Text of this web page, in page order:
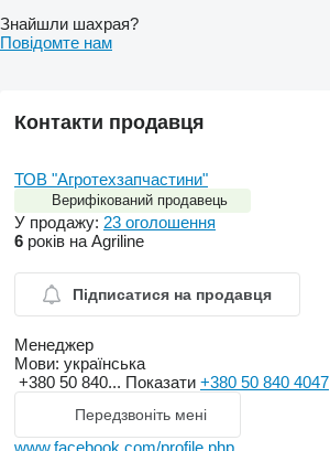
Знайшли шахрая?
Повідомте нам
Контакти продавця
ТОВ "Агротехзапчастини"
Верифікований продавець
У продажу: 23 оголошення
6 років на Agriline
Підписатися на продавця
Менеджер
Мови: українська
+380 50 840... Показати +380 50 840 4047
Передзвоніть мені